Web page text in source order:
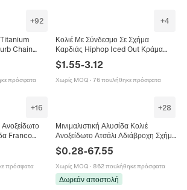
+92
Titanium
Chain
πρόσφατα
+4
Κολιέ Με Σύνδεσμο Σε Σχήμα
Καρδιάς Hiphop Iced Out Κράμα
Κοσμήματα Streetwear Για Άνδρες
Γυναίκες
$1.55-3.12
Χωρίς MOQ · 76 πουλήθηκε πρόσφατα
+16
Franco
Κούμπωμα
πρόσφατα
+28
Μινιμαλιστική Αλυσίδα Κολιέ
Ανοξείδωτο Ατσάλι Αδιάβροχη Σχήμα
Ο Κουτί Αλυσίδα Χειλιών Για
Κοσμήματα DIY Γυναίκες Άνδρες
$0.28-67.55
Χωρίς MOQ · 862 πουλήθηκε πρόσφατα
Δωρεάν αποστολή